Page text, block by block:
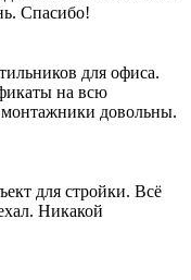
Спасибо!
для офиса.
на всю
монтажники довольны.
для стройки. Всё
Никакой